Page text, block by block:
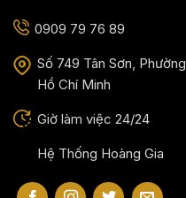
0909 79 76 89
Số 749 Tân Sơn,
Hồ Chí Minh
Giờ làm việc 24/24
Hệ Thống Hoàng Gia